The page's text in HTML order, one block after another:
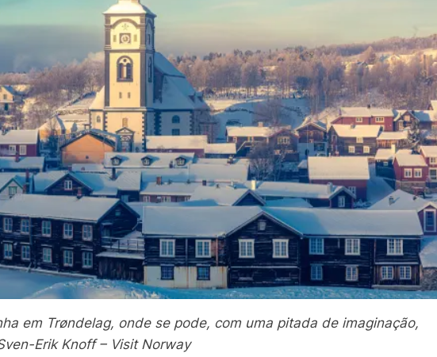
em Trøndelag, onde se pode, com uma pitada de imaginação,
Erik Knoff – Visit Norway